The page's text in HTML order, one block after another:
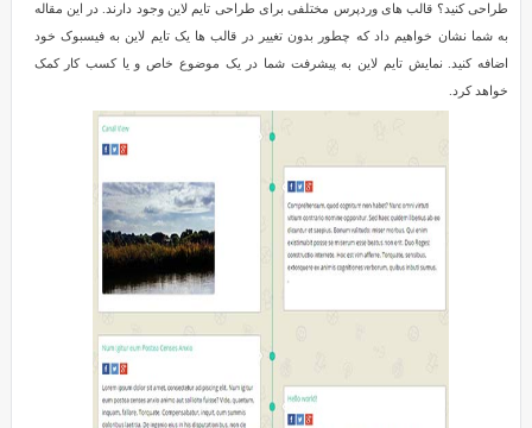
طراحی کنید؟ قالب های وردپرس مختلفی برای طراحی تایم لاین وجود دارند. در این مقاله
به شما نشان خواهیم داد که چطور بدون تغییر در قالب ها یک تایم لاین به فیسبوک خود
اضافه کنید. نمایش تایم لاین به پیشرفت شما در یک موضوع خاص و یا کسب کار کمک
خواهد کرد.